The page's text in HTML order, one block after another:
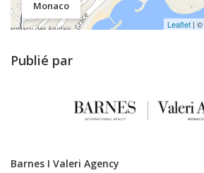
Monaco
Leaflet | ©
Publié par
Barnes I Valeri Agency